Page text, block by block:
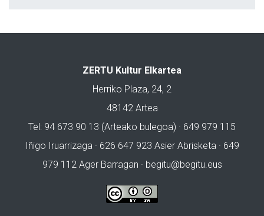
ZERTU Kultur Elkartea
Herriko Plaza, 24, 2
48142 Artea
Tel: 94 673 90 13 (Arteako bulegoa) · 649 979 115
Iñigo Iruarrizaga · 626 647 923 Asier Abrisketa · 649
979 112 Ager Barragan · begitu@begitu.eus